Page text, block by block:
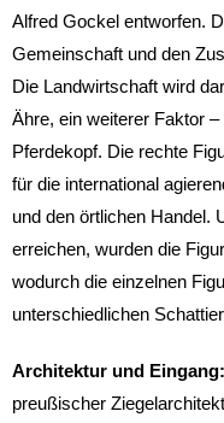
Alfred Gockel entworfen.
Gemeinschaft und den
Die Landwirtschaft wird
Ähre, ein weiterer Faktor
Pferdekopf. Die rechte
für die international
und den örtlichen Handel.
erreichen, wurden die
wodurch die einzelnen
unterschiedlichen
Architektur und Eingang:
preußischer